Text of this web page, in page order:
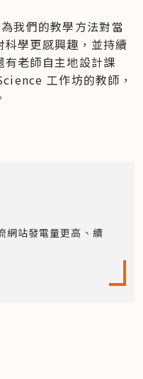
我們的教學方法對當
學更感興趣，並持續
老師自主地設計課
工作坊的教師，
網站發電量更高、續